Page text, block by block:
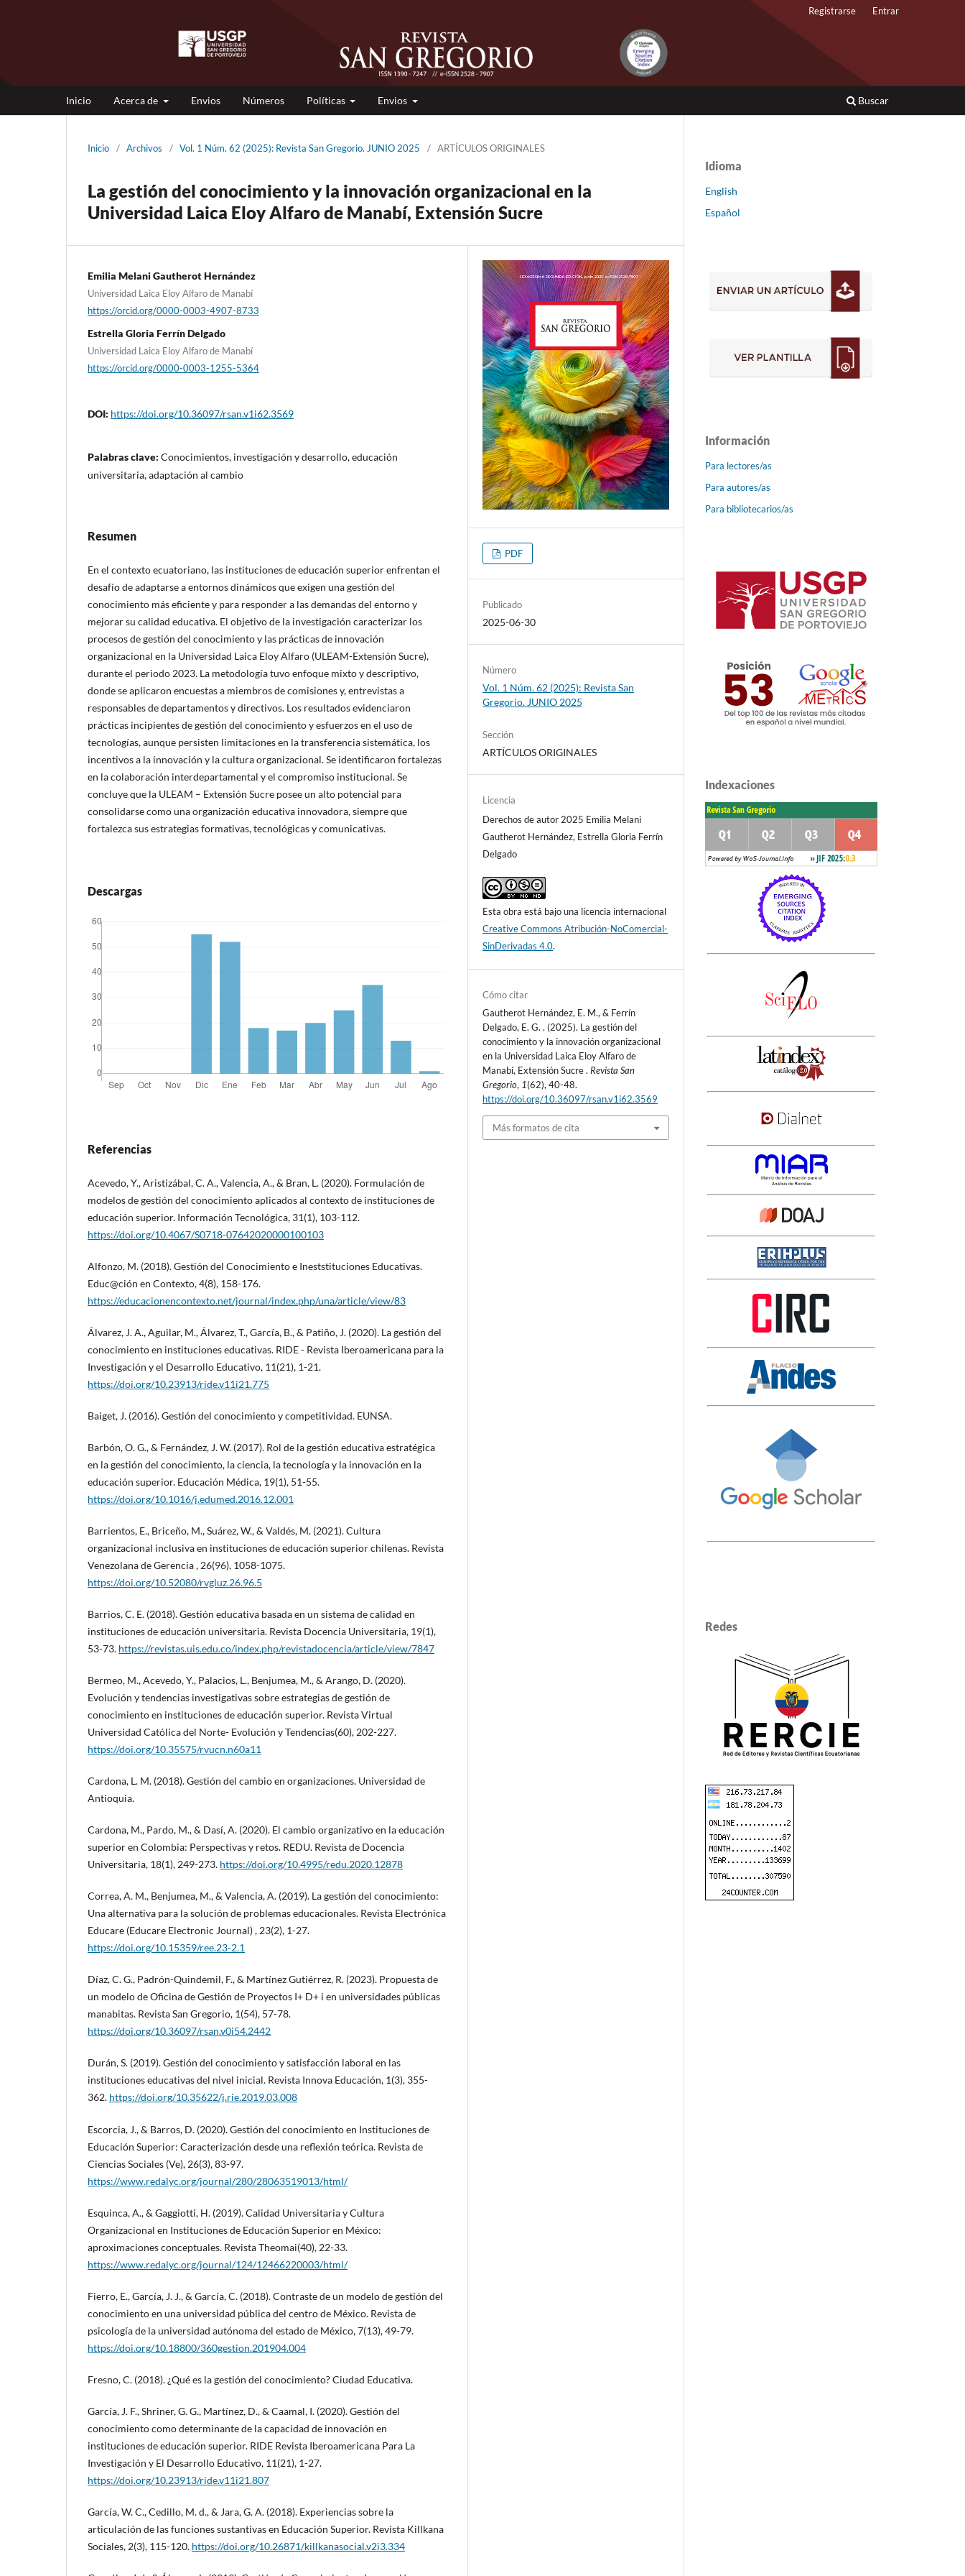
Inicio Acerca de Envios Números Políticas Envios Buscar
Registrarse Entrar
Inicio / Archivos / Vol. 1 Núm. 62 (2025): Revista San Gregorio. JUNIO 2025 / ARTÍCULOS ORIGINALES
La gestión del conocimiento y la innovación organizacional en la
Universidad Laica Eloy Alfaro de Manabí, Extensión Sucre
Emilia Melani Gautherot Hernández
Universidad Laica Eloy Alfaro de Manabí
https://orcid.org/0000-0003-4907-8733
Estrella Gloria Ferrín Delgado
Universidad Laica Eloy Alfaro de Manabí
https://orcid.org/0000-0003-1255-5364
DOI: https://doi.org/10.36097/rsan.v1i62.3569
Palabras clave: Conocimientos, investigación y desarrollo, educación
universitaria, adaptación al cambio
Resumen
En el contexto ecuatoriano, las instituciones de educación superior enfrentan el
desafío de adaptarse a entornos dinámicos que exigen una gestión del
conocimiento más eficiente y para responder a las demandas del entorno y
mejorar su calidad educativa. El objetivo de la investigación caracterizar los
procesos de gestión del conocimiento y las prácticas de innovación
organizacional en la Universidad Laica Eloy Alfaro (ULEAM-Extensión Sucre),
durante el periodo 2023. La metodología tuvo enfoque mixto y descriptivo,
donde se aplicaron encuestas a miembros de comisiones y, entrevistas a
responsables de departamentos y directivos. Los resultados evidenciaron
prácticas incipientes de gestión del conocimiento y esfuerzos en el uso de
tecnologías, aunque persisten limitaciones en la transferencia sistemática, los
incentivos a la innovación y la cultura organizacional. Se identificaron fortalezas
en la colaboración interdepartamental y el compromiso institucional. Se
concluye que la ULEAM – Extensión Sucre posee un alto potencial para
consolidarse como una organización educativa innovadora, siempre que
fortalezca sus estrategias formativas, tecnológicas y comunicativas.
Descargas
Referencias
Acevedo, Y., Aristizábal, C. A., Valencia, A., & Bran, L. (2020). Formulación de
modelos de gestión del conocimiento aplicados al contexto de instituciones de
educación superior. Información Tecnológica, 31(1), 103-112.
https://doi.org/10.4067/S0718-07642020000100103
Alfonzo, M. (2018). Gestión del Conocimiento e Ineststituciones Educativas.
Educ@ción en Contexto, 4(8), 158-176.
https://educacionencontexto.net/journal/index.php/una/article/view/83
Álvarez, J. A., Aguilar, M., Álvarez, T., García, B., & Patiño, J. (2020). La gestión del
conocimiento en instituciones educativas. RIDE - Revista Iberoamericana para la
Investigación y el Desarrollo Educativo, 11(21), 1-21.
https://doi.org/10.23913/ride.v11i21.775
Baiget, J. (2016). Gestión del conocimiento y competitividad. EUNSA.
Barbón, O. G., & Fernández, J. W. (2017). Rol de la gestión educativa estratégica
en la gestión del conocimiento, la ciencia, la tecnología y la innovación en la
educación superior. Educación Médica, 19(1), 51-55.
https://doi.org/10.1016/j.edumed.2016.12.001
Barrientos, E., Briceño, M., Suárez, W., & Valdés, M. (2021). Cultura
organizacional inclusiva en instituciones de educación superior chilenas. Revista
Venezolana de Gerencia , 26(96), 1058-1075.
https://doi.org/10.52080/rvgluz.26.96.5
Barrios, C. E. (2018). Gestión educativa basada en un sistema de calidad en
instituciones de educación universitaria. Revista Docencia Universitaria, 19(1),
53-73. https://revistas.uis.edu.co/index.php/revistadocencia/article/view/7847
Bermeo, M., Acevedo, Y., Palacios, L., Benjumea, M., & Arango, D. (2020).
Evolución y tendencias investigativas sobre estrategias de gestión de
conocimiento en instituciones de educación superior. Revista Virtual
Universidad Católica del Norte- Evolución y Tendencias(60), 202-227.
https://doi.org/10.35575/rvucn.n60a11
Cardona, L. M. (2018). Gestión del cambio en organizaciones. Universidad de
Antioquia.
Cardona, M., Pardo, M., & Dasí, A. (2020). El cambio organizativo en la educación
superior en Colombia: Perspectivas y retos. REDU. Revista de Docencia
Universitaria, 18(1), 249-273. https://doi.org/10.4995/redu.2020.12878
Correa, A. M., Benjumea, M., & Valencia, A. (2019). La gestión del conocimiento:
Una alternativa para la solución de problemas educacionales. Revista Electrónica
Educare (Educare Electronic Journal) , 23(2), 1-27.
https://doi.org/10.15359/ree.23-2.1
Díaz, C. G., Padrón-Quindemil, F., & Martínez Gutiérrez, R. (2023). Propuesta de
un modelo de Oficina de Gestión de Proyectos I+ D+ i en universidades públicas
manabitas. Revista San Gregorio, 1(54), 57-78.
https://doi.org/10.36097/rsan.v0i54.2442
Durán, S. (2019). Gestión del conocimiento y satisfacción laboral en las
instituciones educativas del nivel inicial. Revista Innova Educación, 1(3), 355-
362. https://doi.org/10.35622/j.rie.2019.03.008
Escorcia, J., & Barros, D. (2020). Gestión del conocimiento en Instituciones de
Educación Superior: Caracterización desde una reflexión teórica. Revista de
Ciencias Sociales (Ve), 26(3), 83-97.
https://www.redalyc.org/journal/280/28063519013/html/
Esquinca, A., & Gaggiotti, H. (2019). Calidad Universitaria y Cultura
Organizacional en Instituciones de Educación Superior en México:
aproximaciones conceptuales. Revista Theomai(40), 22-33.
https://www.redalyc.org/journal/124/12466220003/html/
Fierro, E., García, J. J., & García, C. (2018). Contraste de un modelo de gestión del
conocimiento en una universidad pública del centro de México. Revista de
psicología de la universidad autónoma del estado de México, 7(13), 49-79.
https://doi.org/10.18800/360gestion.201904.004
Fresno, C. (2018). ¿Qué es la gestión del conocimiento? Ciudad Educativa.
García, J. F., Shriner, G. G., Martínez, D., & Caamal, I. (2020). Gestión del
conocimiento como determinante de la capacidad de innovación en
instituciones de educación superior. RIDE Revista Iberoamericana Para La
Investigación y El Desarrollo Educativo, 11(21), 1-27.
https://doi.org/10.23913/ride.v11i21.807
García, W. C., Cedillo, M. d., & Jara, G. A. (2018). Experiencias sobre la
articulación de las funciones sustantivas en Educación Superior. Revista Killkana
Sociales, 2(3), 115-120. https://doi.org/10.26871/killkanasocial.v2i3.334
PDF
Publicado
2025-06-30
Número
Vol. 1 Núm. 62 (2025): Revista San
Gregorio. JUNIO 2025
Sección
ARTÍCULOS ORIGINALES
Licencia
Derechos de autor 2025 Emilia Melani
Gautherot Hernández, Estrella Gloria Ferrín
Delgado
Esta obra está bajo una licencia internacional
Creative Commons Atribución-NoComercial-
SinDerivadas 4.0.
Cómo citar
Gautherot Hernández, E. M., & Ferrín
Delgado, E. G. . (2025). La gestión del
conocimiento y la innovación organizacional
en la Universidad Laica Eloy Alfaro de
Manabí, Extensión Sucre . Revista San
Gregorio, 1(62), 40-48.
https://doi.org/10.36097/rsan.v1i62.3569
Más formatos de cita
Idioma
English
Español
Información
Para lectores/as
Para autores/as
Para bibliotecarios/as
Indexaciones
Redes